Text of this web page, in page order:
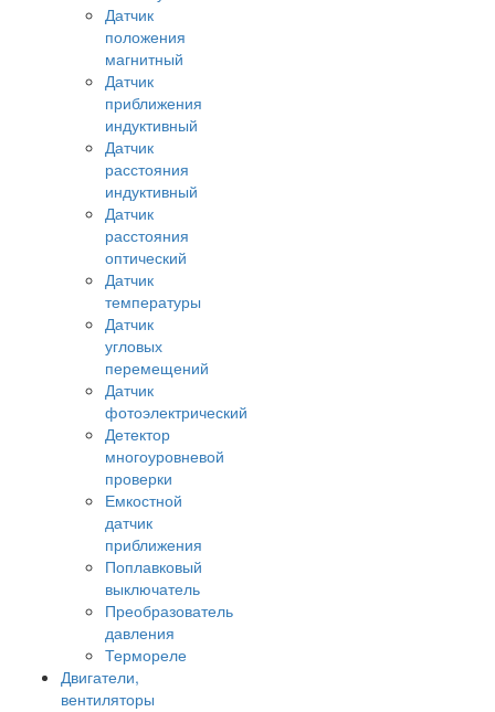
Датчик
положения
магнитный
Датчик
приближения
индуктивный
Датчик
расстояния
индуктивный
Датчик
расстояния
оптический
Датчик
температуры
Датчик
угловых
перемещений
Датчик
фотоэлектрический
Детектор
многоуровневой
проверки
Емкостной
датчик
приближения
Поплавковый
выключатель
Преобразователь
давления
Термореле
Двигатели,
вентиляторы